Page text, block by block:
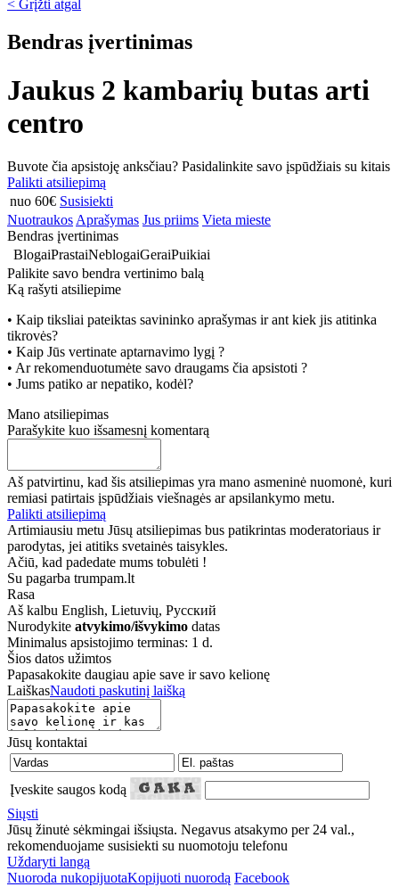
< Grįžti atgal
Bendras įvertinimas
Jaukus 2 kambarių butas arti
centro
Buvote čia apsistoję anksčiau? Pasidalinkite savo įspūdžiais su kitais
Palikti atsiliepimą
nuo 60€ Susisiekti
Nuotraukos Aprašymas Jus priims Vieta mieste
Bendras įvertinimas
BlogaiPrastaiNeblogaiGeraiPuikiai
Palikite savo bendra vertinimo balą
Ką rašyti atsiliepime
• Kaip tiksliai pateiktas savininko aprašymas ir ant kiek jis atitinka
tikrovės?
• Kaip Jūs vertinate aptarnavimo lygį ?
• Ar rekomenduotumėte savo draugams čia apsistoti ?
• Jums patiko ar nepatiko, kodėl?
Mano atsiliepimas
Parašykite kuo išsamesnį komentarą
Aš patvirtinu, kad šis atsiliepimas yra mano asmeninė nuomonė, kuri
remiasi patirtais įspūdžiais viešnagės ar apsilankymo metu.
Palikti atsiliepimą
Artimiausiu metu Jūsų atsiliepimas bus patikrintas moderatoriaus ir
parodytas, jei atitiks svetainės taisykles.
Ačiū, kad padedate mums tobulėti !
Su pagarba trumpam.lt
Rasa
Aš kalbu English, Lietuvių, Русский
Nurodykite atvykimo/išvykimo datas
Minimalus apsistojimo terminas: 1 d.
Šios datos užimtos
Papasakokite daugiau apie save ir savo kelionę
LaiškasNaudoti paskutinį laišką
Jūsų kontaktai
Įveskite saugos kodą
Siųsti
Jūsų žinutė sėkmingai išsiųsta. Negavus atsakymo per 24 val.,
rekomenduojame susisiekti su nuomotoju telefonu
Uždaryti langą
Nuoroda nukopijuotaKopijuoti nuorodą Facebook